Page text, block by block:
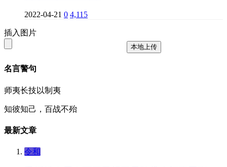
2022-04-21 0 4,115
插入图片
本地上传
名言警句
师夷长技以制夷
知彼知己，百战不殆
最新文章
令和